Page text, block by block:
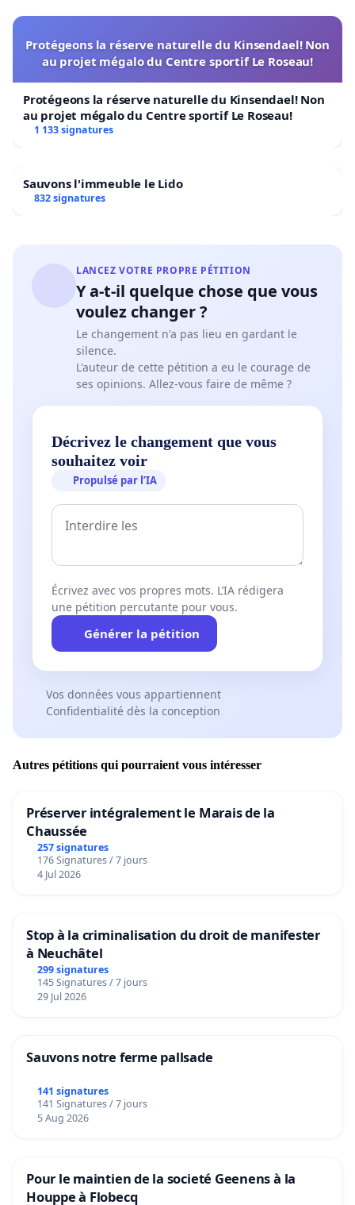
Protégeons la réserve naturelle du Kinsendael! Non
au projet mégalo du Centre sportif Le Roseau!
Protégeons la réserve naturelle du Kinsendael! Non
au projet mégalo du Centre sportif Le Roseau!
1 133 signatures
Sauvons l'immeuble le Lido
832 signatures
LANCEZ VOTRE PROPRE PÉTITION
Y a-t-il quelque chose que vous
voulez changer ?
Le changement n'a pas lieu en gardant le
silence.
L'auteur de cette pétition a eu le courage de
ses opinions. Allez-vous faire de même ?
Décrivez le changement que vous
souhaitez voir
Propulsé par l’IA
Écrivez avec vos propres mots. L’IA rédigera
une pétition percutante pour vous.
Générer la pétition
Vos données vous appartiennent
Confidentialité dès la conception
Autres pétitions qui pourraient vous intéresser
Préserver intégralement le Marais de la
Chaussée
257 signatures
176 Signatures / 7 jours
4 Jul 2026
Stop à la criminalisation du droit de manifester
à Neuchâtel
299 signatures
145 Signatures / 7 jours
29 Jul 2026
Sauvons notre ferme pallsade
141 signatures
141 Signatures / 7 jours
5 Aug 2026
Pour le maintien de la societé Geenens à la
Houppe à Flobecq